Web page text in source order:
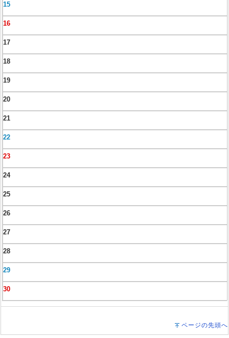
15
16
17
18
19
20
21
22
23
24
25
26
27
28
29
30
ページの先頭へ